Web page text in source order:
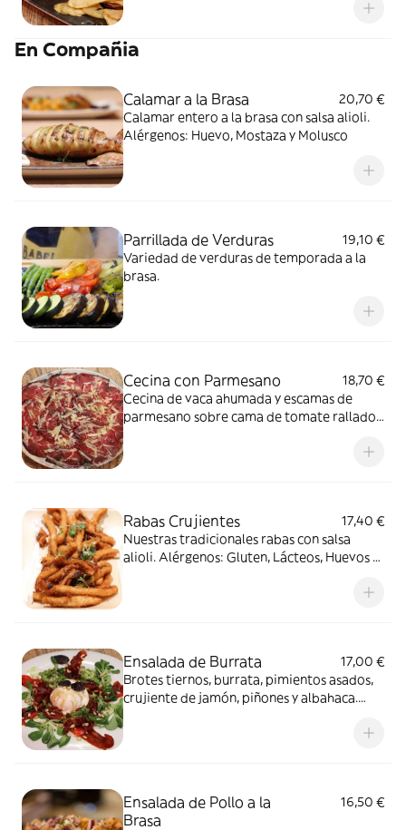
Sésamo y Soja
En Compañia
Calamar a la Brasa
20,70 €
Calamar entero a la brasa con salsa alioli.
Alérgenos: Huevo, Mostaza y Molusco
Parrillada de Verduras
19,10 €
Variedad de verduras de temporada a la
brasa.
Cecina con Parmesano
18,70 €
Cecina de vaca ahumada y escamas de
parmesano sobre cama de tomate rallado.
Rabas Crujientes
17,40 €
Nuestras tradicionales rabas con salsa
alioli. Alérgenos: Gluten, Lácteos, Huevos y
Ensalada de Burrata
17,00 €
Brotes tiernos, burrata, pimientos asados,
crujiente de jamón, piñones y albahaca.
Ensalada de Pollo a la
Brasa
16,50 €